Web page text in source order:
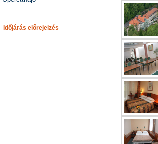
Időjárás előrejelzés